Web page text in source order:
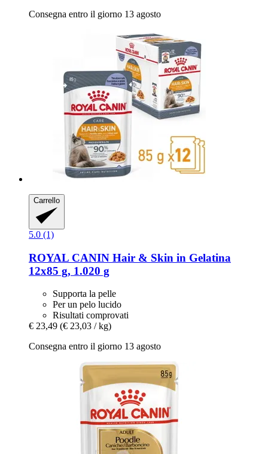
Consegna entro il giorno 13 agosto
Carrello
5.0 (1)
ROYAL CANIN Hair & Skin in Gelatina
12x85 g, 1.020 g
Supporta la pelle
Per un pelo lucido
Risultati comprovati
€ 23,49 (€ 23,03 / kg)
Consegna entro il giorno 13 agosto